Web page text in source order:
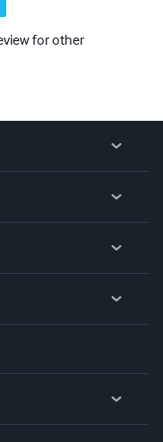
for other